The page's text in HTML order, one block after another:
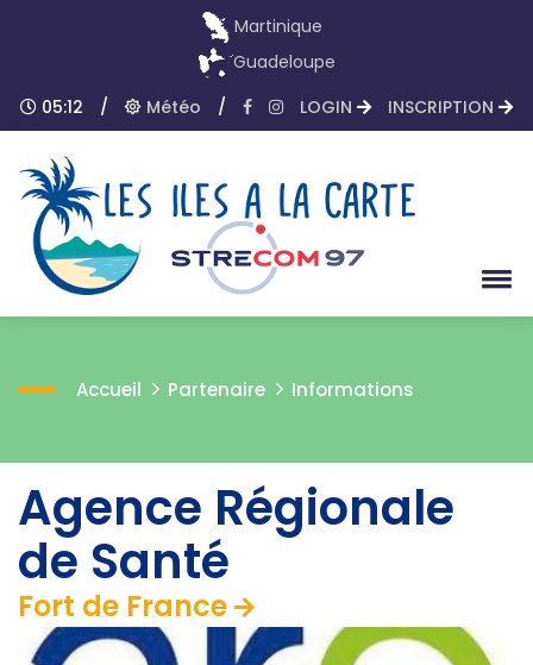
Martinique
Guadeloupe
05:12
/ Météo / LOGIN INSCRIPTION
Accueil Partenaire Informations
Agence Régionale
de Santé
Fort de France